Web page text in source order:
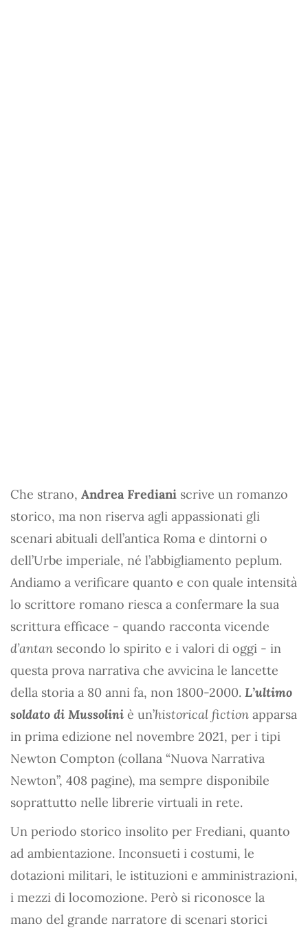
Che strano, Andrea Frediani scrive un romanzo
storico, ma non riserva agli appassionati gli
scenari abituali dell’antica Roma e dintorni o
dell’Urbe imperiale, né l’abbigliamento peplum.
Andiamo a verificare quanto e con quale intensità
lo scrittore romano riesca a confermare la sua
scrittura efficace - quando racconta vicende
d’antan secondo lo spirito e i valori di oggi - in
questa prova narrativa che avvicina le lancette
della storia a 80 anni fa, non 1800-2000. L’ultimo
soldato di Mussolini è un’historical fiction apparsa
in prima edizione nel novembre 2021, per i tipi
Newton Compton (collana “Nuova Narrativa
Newton”, 408 pagine), ma sempre disponibile
soprattutto nelle librerie virtuali in rete.
Un periodo storico insolito per Frediani, quanto
ad ambientazione. Inconsueti i costumi, le
dotazioni militari, le istituzioni e amministrazioni,
i mezzi di locomozione. Però si riconosce la
mano del grande narratore di scenari storici